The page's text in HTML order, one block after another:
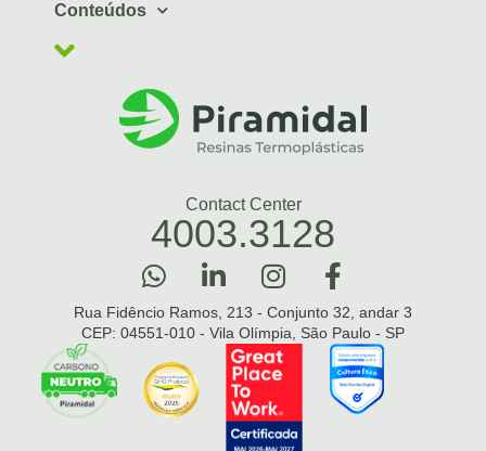
Conteúdos
Contact Center
4003.3128
Rua Fidêncio Ramos, 213 - Conjunto 32, andar 3
CEP: 04551-010 - Vila Olímpia, São Paulo - SP